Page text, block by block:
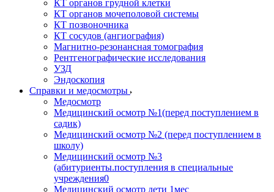
КТ органов грудной клетки
КТ органов мочеполовой системы
КТ позвоночника
КТ сосудов (ангиография)
Магнитно-резонансная томография
Рентгенографические исследования
УЗД
Эндоскопия
Справки и медосмотры
Медосмотр
Медицинский осмотр №1(перед поступлением в
садик)
Медицинский осмотр №2 (перед поступлением в
школу)
Медицинский осмотр №3
(абитуриенты.поступления в специальные
учреждения0
Медицинский осмотр дети 1мес